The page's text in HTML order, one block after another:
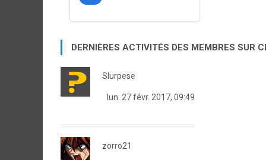
DERNIÈRES ACTIVITÉS DES MEMBRES SUR
Slurpese
lun. 27 févr. 2017, 09:49
zorro21